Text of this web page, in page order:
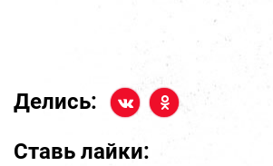
Делись:
Ставь лайки: